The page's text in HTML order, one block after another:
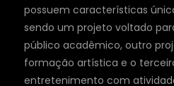
possuem características
sendo um projeto voltado
público acadêmico, outro
formação artística e o
entretenimento com